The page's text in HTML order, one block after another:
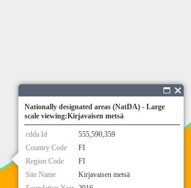
Nationally designated areas (NatDA) - Large
scale viewing:Kirjavaisen metsä
cdda Id
555,590,359
Country Code
FI
Region Code
FI
Site Name
Kirjavaisen metsä